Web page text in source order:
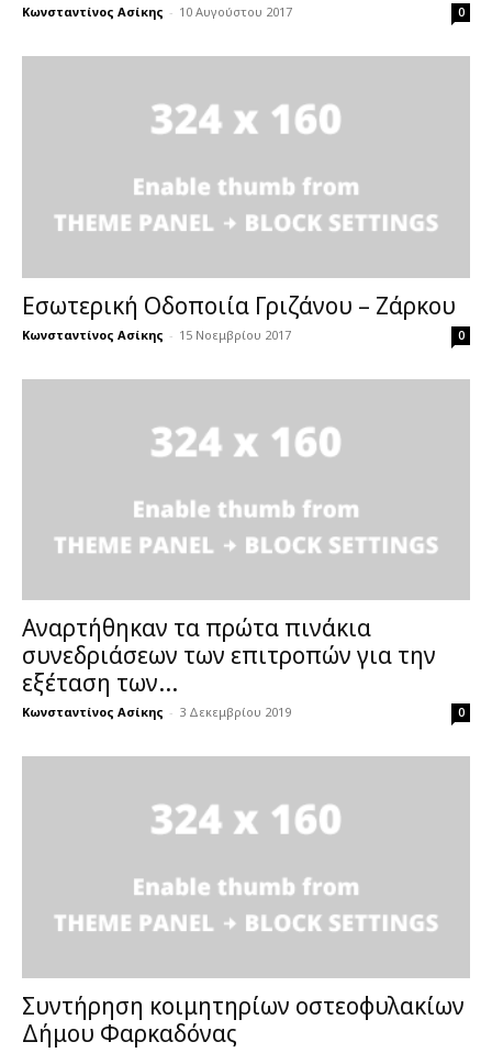
Κωνσταντίνος Ασίκης - 10 Αυγούστου 2017 0
Εσωτερική Οδοποιία Γριζάνου – Ζάρκου
Κωνσταντίνος Ασίκης - 15 Νοεμβρίου 2017 0
Αναρτήθηκαν τα πρώτα πινάκια
συνεδριάσεων των επιτροπών για την
εξέταση των...
Κωνσταντίνος Ασίκης - 3 Δεκεμβρίου 2019 0
Συντήρηση κοιμητηρίων οστεοφυλακίων
Δήμου Φαρκαδόνας